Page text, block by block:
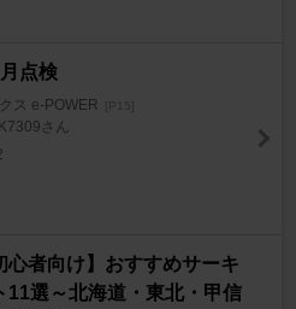
点検
ス e-POWER [P15]
さん
心者向け】おすすめサーキ
11選～北海道・東北・甲信